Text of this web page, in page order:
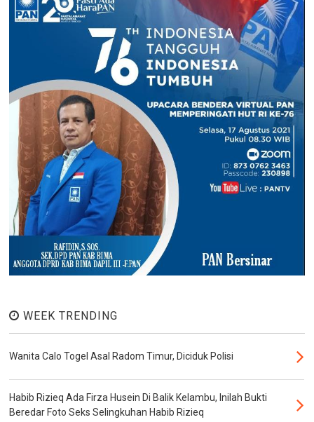
WEEK TRENDING
Wanita Calo Togel Asal Radom Timur, Diciduk Polisi
Habib Rizieq Ada Firza Husein Di Balik Kelambu, Inilah Bukti
Beredar Foto Seks Selingkuhan Habib Rizieq